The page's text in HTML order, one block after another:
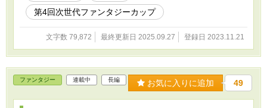
生を歩めるように、素人神の使徒、樹は異世界の大地に立つ
第4回次世代ファンタジーカップ
文字数 79,872 最終更新日 2025.09.27 登録日 2023.11.21
ファンタジー 連載中 長編 お気に入りに追加 49